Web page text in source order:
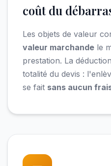
coût du
Les objets de valeur
valeur marchande le
prestation. La
totalité du devis :
se fait sans aucun